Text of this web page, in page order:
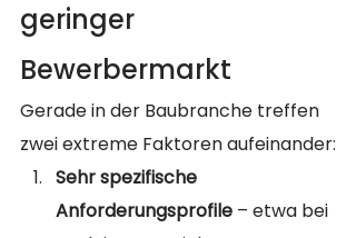
geringer
Bewerbermarkt
Gerade in der Baubranche treffen
zwei extreme Faktoren aufeinander:
Sehr spezifische
Anforderungsprofile – etwa bei